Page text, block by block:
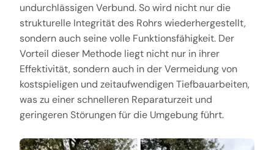
undurchlässigen Verbund. So wird nicht nur die
strukturelle Integrität des Rohrs wiederhergestellt,
sondern auch seine volle Funktionsfähigkeit. Der
Vorteil dieser Methode liegt nicht nur in ihrer
Effektivität, sondern auch in der Vermeidung von
kostspieligen und zeitaufwendigen Tiefbauarbeiten,
was zu einer schnelleren Reparaturzeit und
geringeren Störungen für die Umgebung führt.